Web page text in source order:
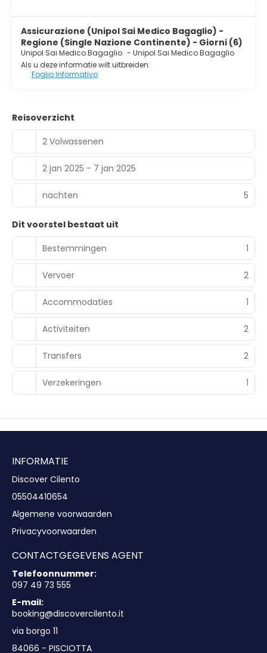
Assicurazione (Unipol Sai Medico Bagaglio) -
Regione (Single Nazione Continente) - Giorni (6)
Unipol Sai Medico Bagaglio - Unipol Sai Medico Bagaglio
Als u deze informatie wilt uitbreiden:
Foglio Informativo
Reisoverzicht
2 Volwassenen
2 jan 2025 - 7 jan 2025
nachten 5
Dit voorstel bestaat uit
Bestemmingen
1
Vervoer 2
Accommodaties 1
Activiteiten 2
Transfers 2
Verzekeringen 1
INFORMATIE
Discover Cilento
05504410654
Algemene voorwaarden
Privacyvoorwaarden
CONTACTGEGEVENS AGENT
Telefoonnummer:
097 49 73 555
E-mail:
booking@discovercilento.it
via borgo 11
84066 - PISCIOTTA